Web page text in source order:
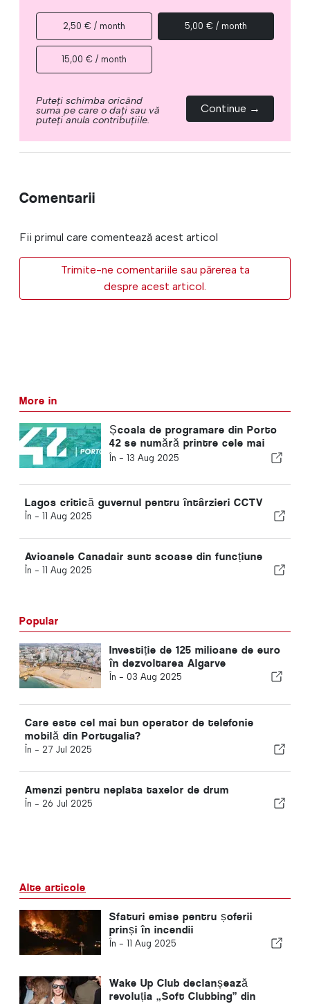
2,50 € / month 5,00 € / month
15,00 € / month
Puteți schimba oricând
suma pe care o dați sau vă
puteți anula contribuțiile.
Continue →
Comentarii
Fii primul care comentează acest articol
Trimite-ne comentariile sau părerea ta
despre acest articol.
More in
Școala de programare din Porto
42 se numără printre cele mai
inovatoare universități din lume
În - 13 Aug 2025
Lagos critică guvernul pentru întârzieri CCTV
În - 11 Aug 2025
Avioanele Canadair sunt scoase din funcțiune
În - 11 Aug 2025
Popular
Investiție de 125 milioane de euro
în dezvoltarea Algarve
În - 03 Aug 2025
Care este cel mai bun operator de telefonie
mobilă din Portugalia?
În - 27 Jul 2025
Amenzi pentru neplata taxelor de drum
În - 26 Jul 2025
Alte articole
Sfaturi emise pentru șoferii
prinși în incendii
În - 11 Aug 2025
Wake Up Club declanșează
revoluția „Soft Clubbing” din